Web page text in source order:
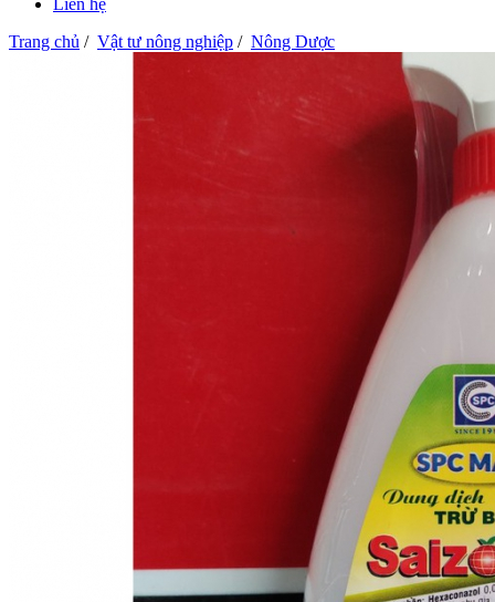
Liên hệ
Trang chủ / Vật tư nông nghiệp / Nông Dược